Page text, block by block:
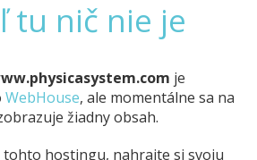
tu nič nie je
je
WebHouse, ale momentálne sa na
žiadny obsah.
tohto hostingu, nahrajte si svoju